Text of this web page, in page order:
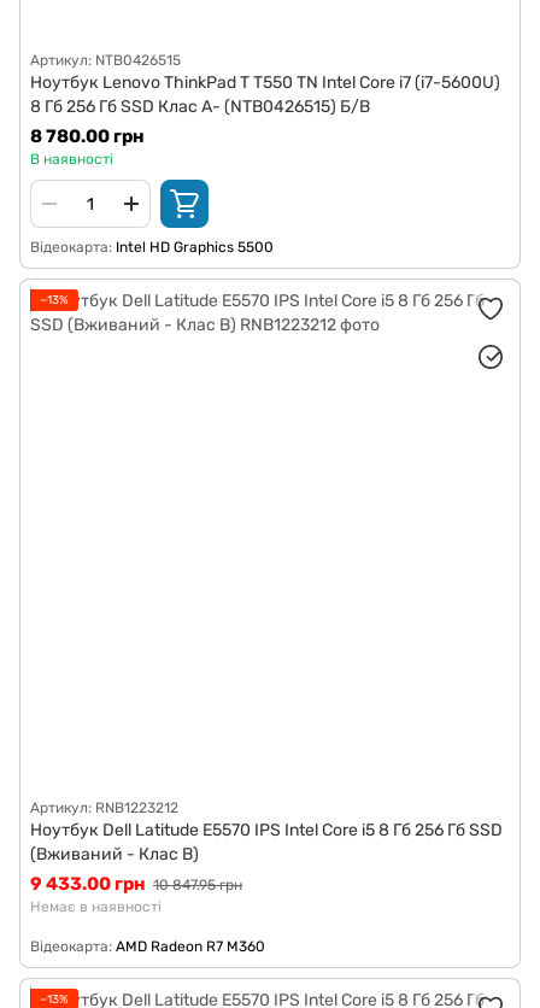
Артикул: NTB0426515
Ноутбук Lenovo ThinkPad T T550 TN Intel Core i7 (i7-5600U)
8 Гб 256 Гб SSD Клас A- (NTB0426515) Б/В
8 780.00 грн
В наявності
Відеокарта Intel HD Graphics 5500
−13%
Артикул: RNB1223212
Ноутбук Dell Latitude E5570 IPS Intel Core i5 8 Гб 256 Гб SSD
(Вживаний - Клас B)
9 433.00 грн 10 847.95 грн
Немає в наявності
Відеокарта AMD Radeon R7 M360
−13%